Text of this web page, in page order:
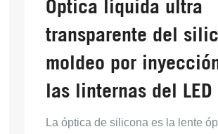
Óptica líquida ultra
transparente del
moldeo por
las linternas del LED
La óptica de silicona es la lente